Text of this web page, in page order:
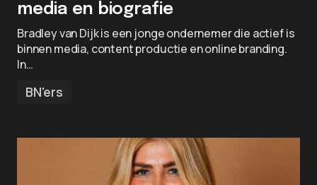
media en biografie
Bradley van Dijk is een jonge ondernemer die actief is
binnen media, content productie en online branding.
In…
BN'ers